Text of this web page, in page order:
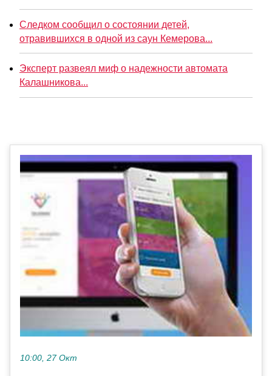
Следком сообщил о состоянии детей,
отравившихся в одной из саун Кемерова...
Эксперт развеял миф о надежности автомата
Калашникова...
10:00, 27 Окт